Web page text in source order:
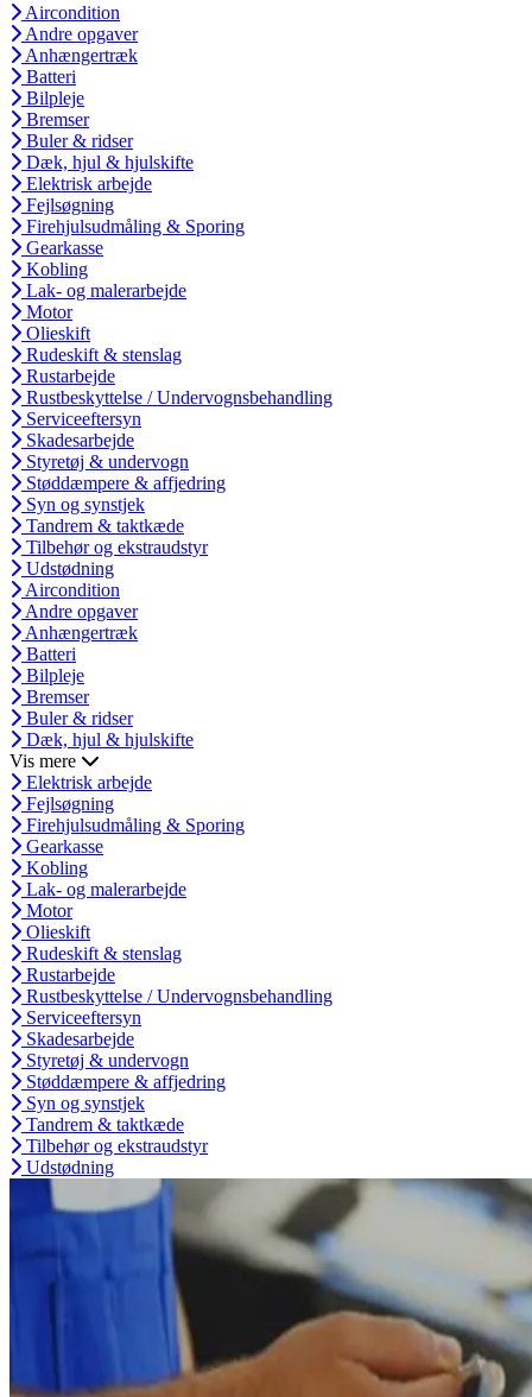
Aircondition
Andre opgaver
Anhængertræk
Batteri
Bilpleje
Bremser
Buler & ridser
Dæk, hjul & hjulskifte
Elektrisk arbejde
Fejlsøgning
Firehjulsudmåling & Sporing
Gearkasse
Kobling
Lak- og malerarbejde
Motor
Olieskift
Rudeskift & stenslag
Rustarbejde
Rustbeskyttelse / Undervognsbehandling
Serviceeftersyn
Skadesarbejde
Styretøj & undervogn
Støddæmpere & affjedring
Syn og synstjek
Tandrem & taktkæde
Tilbehør og ekstraudstyr
Udstødning
Aircondition
Andre opgaver
Anhængertræk
Batteri
Bilpleje
Bremser
Buler & ridser
Dæk, hjul & hjulskifte
Vis mere
Elektrisk arbejde
Fejlsøgning
Firehjulsudmåling & Sporing
Gearkasse
Kobling
Lak- og malerarbejde
Motor
Olieskift
Rudeskift & stenslag
Rustarbejde
Rustbeskyttelse / Undervognsbehandling
Serviceeftersyn
Skadesarbejde
Styretøj & undervogn
Støddæmpere & affjedring
Syn og synstjek
Tandrem & taktkæde
Tilbehør og ekstraudstyr
Udstødning